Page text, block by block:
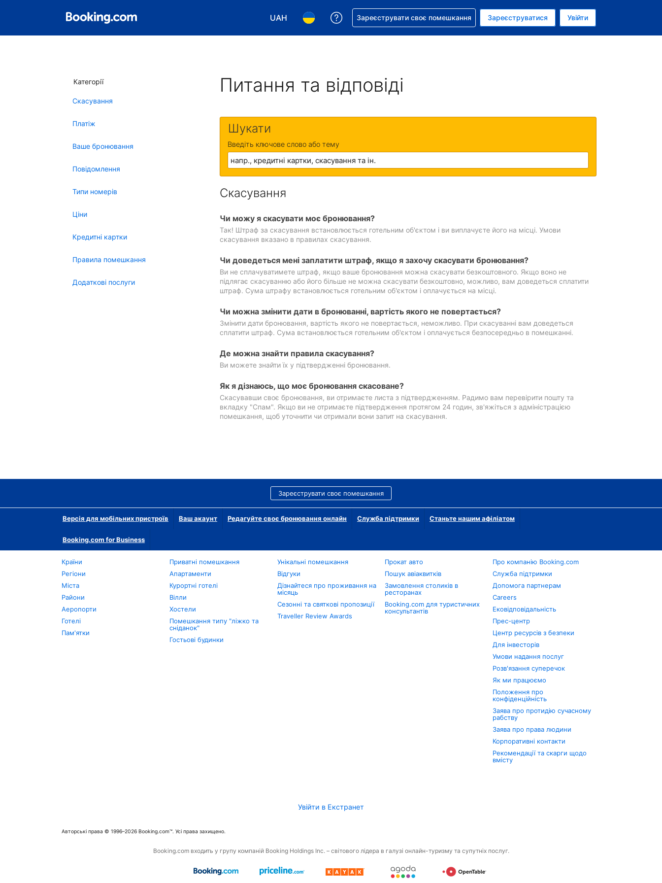
UAH
Виберіть валюту. Ваша поточна валюта: Українська гривня
Виберіть мову. Ваша поточна мова: Українською
Отримайте допомогу з бронюванням
Зареєструвати своє помешкання Зареєструватися Увійти
Категорії
Скасування
Платіж
Ваше бронювання
Повідомлення
Типи номерів
Ціни
Кредитні картки
Правила помешкання
Додаткові послуги
Питання та відповіді
Шукати
Введіть ключове слово або тему
Скасування
Чи можу я скасувати моє бронювання?
Так! Штраф за скасування встановлюється готельним об'єктом і ви виплачуєте його на місці. Умови
скасування вказано в правилах скасування.
Чи доведеться мені заплатити штраф, якщо я захочу скасувати бронювання?
Ви не сплачуватимете штраф, якщо ваше бронювання можна скасувати безкоштовного. Якщо воно не
підлягає скасуванню або його більше не можна скасувати безкоштовно, можливо, вам доведеться сплатити
штраф. Сума штрафу встановлюється готельним об'єктом і оплачується на місці.
Чи можна змінити дати в бронюванні, вартість якого не повертається?
Змінити дати бронювання, вартість якого не повертається, неможливо. При скасуванні вам доведеться
сплатити штраф. Сума встановлюється готельним об'єктом і оплачується безпосередньо в помешканні.
Де можна знайти правила скасування?
Ви можете знайти їх у підтвердженні бронювання.
Як я дізнаюсь, що моє бронювання скасоване?
Скасувавши своє бронювання, ви отримаєте листа з підтвердженням. Радимо вам перевірити пошту та
вкладку "Спам". Якщо ви не отримаєте підтвердження протягом 24 годин, зв'яжіться з адміністрацією
помешкання, щоб уточнити чи отримали вони запит на скасування.
Зареєструвати своє помешкання
Версія для мобільних пристроїв Ваш акаунт Редагуйте своє бронювання онлайн Служба підтримки Станьте нашим афіліатом
Booking.com for Business
Країни
Регіони
Міста
Райони
Аеропорти
Готелі
Пам'ятки
Приватні помешкання
Апартаменти
Курортні готелі
Вілли
Хостели
Помешкання типу "ліжко та
сніданок"
Гостьові будинки
Унікальні помешкання
Відгуки
Дізнайтеся про проживання на
місяць
Сезонні та святкові пропозиції
Traveller Review Awards
Прокат авто
Пошук авіаквитків
Замовлення столиків в
ресторанах
Booking.com для туристичних
консультантів
Про компанію Booking.com
Служба підтримки
Допомога партнерам
Careers
Ековідповідальність
Прес-центр
Центр ресурсів з безпеки
Для інвесторів
Умови надання послуг
Розв'язання суперечок
Як ми працюємо
Положення про
конфіденційність
Заява про протидію сучасному
рабству
Заява про права людини
Корпоративні контакти
Рекомендації та скарги щодо
вмісту
Увійти в Екстранет
Авторські права © 1996–2026 Booking.com™. Усі права захищено.
Booking.com входить у групу компаній Booking Holdings Inc. – світового лідера в галузі онлайн-туризму та супутніх послуг.